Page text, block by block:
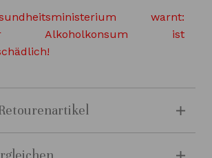
warnt:
Alkoholkonsum ist